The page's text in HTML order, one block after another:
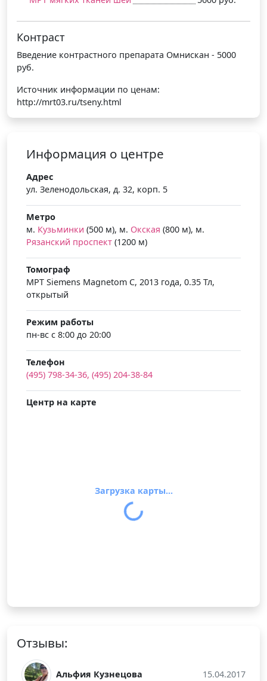
Контраст
Введение контрастного препарата Омнискан - 5000
руб.
Источник информации по ценам:
http://mrt03.ru/tseny.html
Информация о центре
Адрес
ул. Зеленодольская, д. 32, корп. 5
Метро
м. Кузьминки (500 м), м. Окская (800 м), м.
Рязанский проспект (1200 м)
Томограф
МРТ Siemens Magnetom C, 2013 года, 0.35 Тл,
открытый
Режим работы
пн-вс с 8:00 до 20:00
Телефон
(495) 798-34-36, (495) 204-38-84
Центр на карте
Загрузка карты...
Отзывы:
15.04.2017 Ирина Доценко